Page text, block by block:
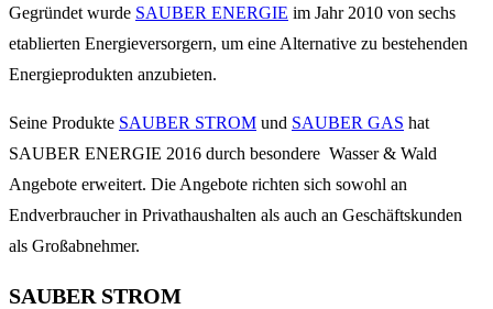
Gegründet wurde SAUBER ENERGIE im Jahr 2010 von sechs
etablierten Energieversorgern, um eine Alternative zu bestehenden
Energieprodukten anzubieten.
Seine Produkte SAUBER STROM und SAUBER GAS hat
SAUBER ENERGIE 2016 durch besondere Wasser & Wald
Angebote erweitert. Die Angebote richten sich sowohl an
Endverbraucher in Privathaushalten als auch an Geschäftskunden
als Großabnehmer.
SAUBER STROM